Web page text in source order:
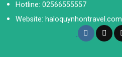
Hotline: 02566555557
Website: haloquynhontravel.com